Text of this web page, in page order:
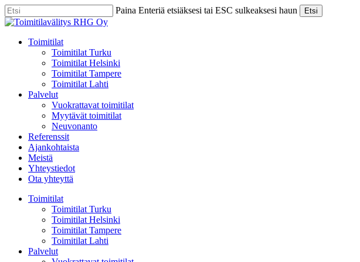
Skip
to
content
Paina Enteriä etsiäksesi tai ESC sulkeaksesi haun Etsi
Close
Menu
Toimitilat
Toimitilat Turku
Toimitilat Helsinki
Toimitilat Tampere
Toimitilat Lahti
Palvelut
Vuokrattavat toimitilat
Myytävät toimitilat
Neuvonanto
Referenssit
Ajankohtaista
Meistä
Yhteystiedot
Ota yhteyttä
Toimitilat
Toimitilat Turku
Toimitilat Helsinki
Toimitilat Tampere
Toimitilat Lahti
Palvelut